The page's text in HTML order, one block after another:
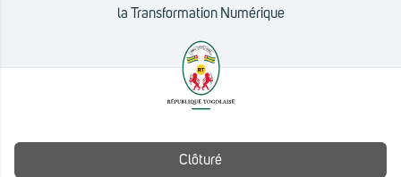
Clôturé
la Transformation Numérique
© 2025 – AGENCE TOGO DIGITAL